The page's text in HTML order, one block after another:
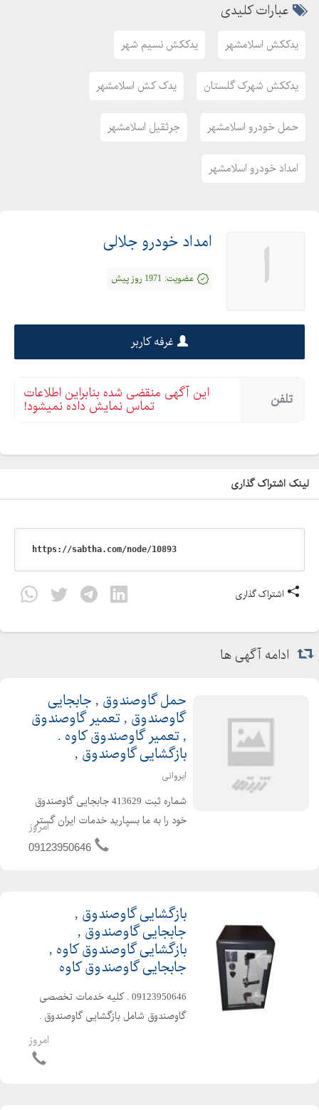
عبارات کلیدی
یدککش اسلامشهر یدککش نسیم شهر
یدککش شهرک گلستان یدک کش اسلامشهر
حمل خودرو اسلامشهر جرثقیل اسلامشهر
امداد خودرو اسلامشهر
ا امداد خودرو جلالی
عضویت: 1971 روز پیش
غرفه کاربر
تلفن این آگهی منقضی شده بنابراین اطلاعات
تماس نمایش داده نمیشود!
لینک اشتراک گذاری
اشتراک گذاری
ادامه آگهی ها
حمل گاوصندوق , جابجایی
گاوصندوق , تعمیر گاوصندوق
, تعمیر گاوصندوق کاوه .
بازگشایی گاوصندوق ,
ایروانی
شماره ثبت 413629 جابجایی گاوصندوق
خود را به ما بسپارید خدمات ایران گستر
پیشرو در جابجایی گاوصندوق . خرید و
امروز
09123950646
بازگشایی گاوصندوق ,
جابجایی گاوصندوق ,
بازگشایی گاوصندوق کاوه ,
جابجایی گاوصندوق کاوه
09123950646 . کلیه خدمات تخصصی
گاوصندوق شامل بازگشایی گاوصندوق .
جابجایی گاوصندوق . حمل گاوصندوق .
تعمیر گاوصندوق . تعمیر گاوصندوق کاوه .
امروز